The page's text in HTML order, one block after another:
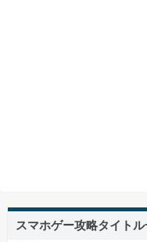
スマホゲー攻略タイト